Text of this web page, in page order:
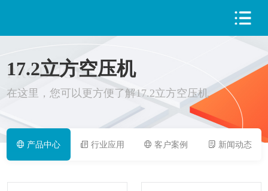
PRODUCT
17.2立方空压机
在这里，您可以更方便了解17.2立方空压机
产品中心 行业应用 客户案例 新闻动态